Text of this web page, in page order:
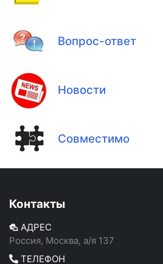
Вопрос-ответ
Новости
Совместимо
Контакты
АДРЕС
Россия, Москва, а/я 137
ТЕЛЕФОН